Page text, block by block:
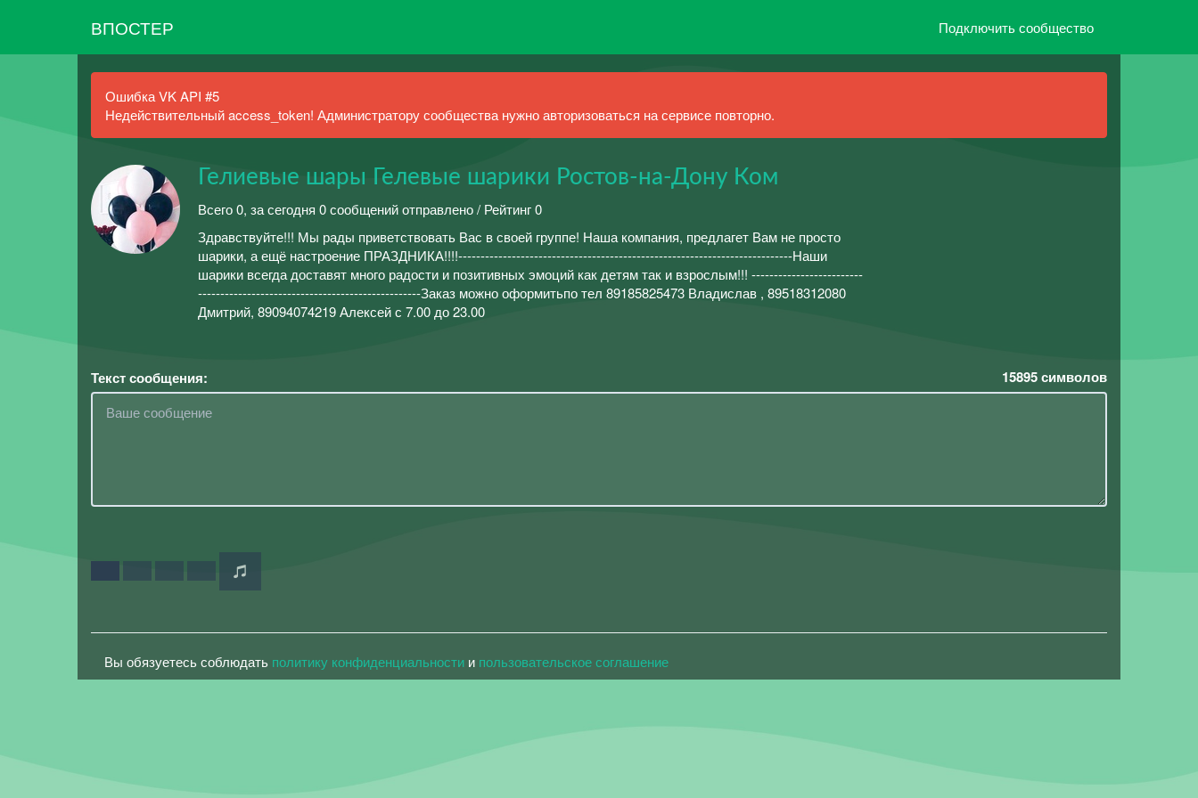
ВПОСТЕР Подключить сообщество
Ошибка VK API #5
Недействительный access_token! Администратору сообщества нужно авторизоваться на сервисе повторно.
Гелиевые шары Гелевые шарики Ростов-на-Дону Ком
Всего 0, за сегодня 0 сообщений отправлено / Рейтинг 0
Здравствуйте!!! Мы рады приветствовать Вас в своей группе! Наша компания, предлагет Вам не просто
шарики, а ещё настроение ПРАЗДНИКА!!!!---------------------------------------------------------------------------Наши
шарики всегда доставят много радости и позитивных эмоций как детям так и взрослым!!! -------------------------
--------------------------------------------------Заказ можно оформитьпо тел 89185825473 Владислав , 89518312080
Дмитрий, 89094074219 Алексей с 7.00 до 23.00
Текст сообщения: 15895символов
Вы обязуетесь соблюдать политику конфиденциальности и пользовательское соглашение